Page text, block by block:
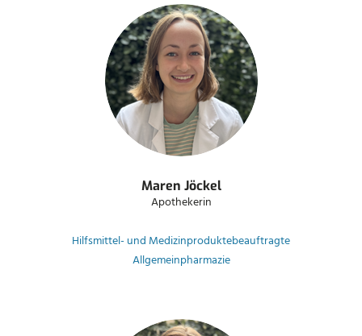
Maren Jöckel
Apothekerin
Hilfsmittel- und Medizinproduktebeauftragte
Allgemeinpharmazie